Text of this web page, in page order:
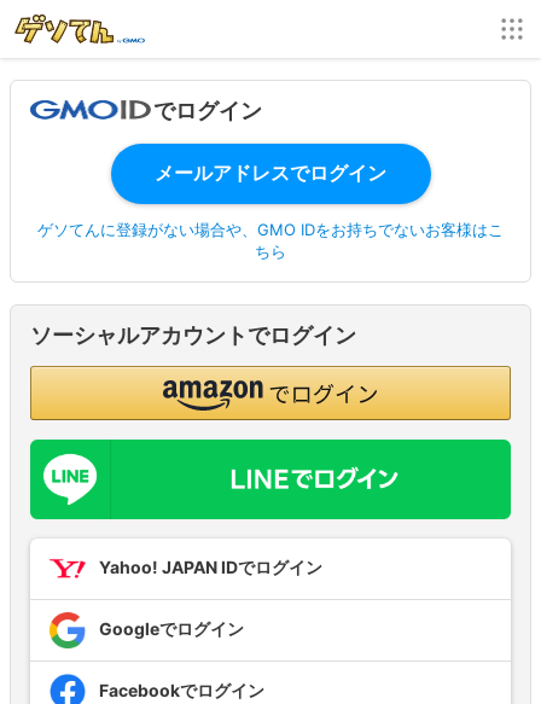
でログイン
ゲソてんに登録がない場合や、GMO IDをお持ちでないお客様はこ
ちら
ソーシャルアカウントでログイン
Yahoo! JAPAN IDでログイン
Googleでログイン
Facebookでログイン